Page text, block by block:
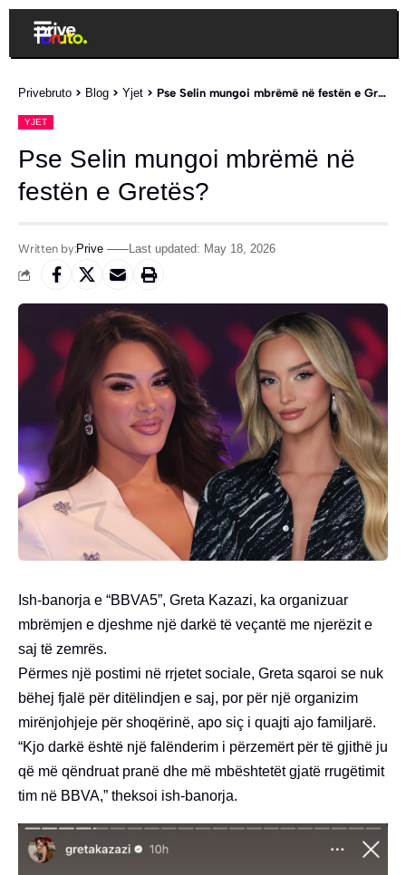
Privebruto > Blog > Yjet > Pse Selin mungoi mbrëmë në festën e Gretës?
YJET
Pse Selin mungoi mbrëmë në
festën e Gretës?
Written by:Prive Last updated: May 18, 2026
Ish-banorja e “BBVA5”, Greta Kazazi, ka organizuar
mbrëmjen e djeshme një darkë të veçantë me njerëzit e
saj të zemrës.
Përmes një postimi në rrjetet sociale, Greta sqaroi se nuk
bëhej fjalë për ditëlindjen e saj, por për një organizim
mirënjohjeje për shoqërinë, apo siç i quajti ajo familjarë.
“Kjo darkë është një falënderim i përzemërt për të gjithë ju
që më qëndruat pranë dhe më mbështetët gjatë rrugëtimit
tim në BBVA,” theksoi ish-banorja.